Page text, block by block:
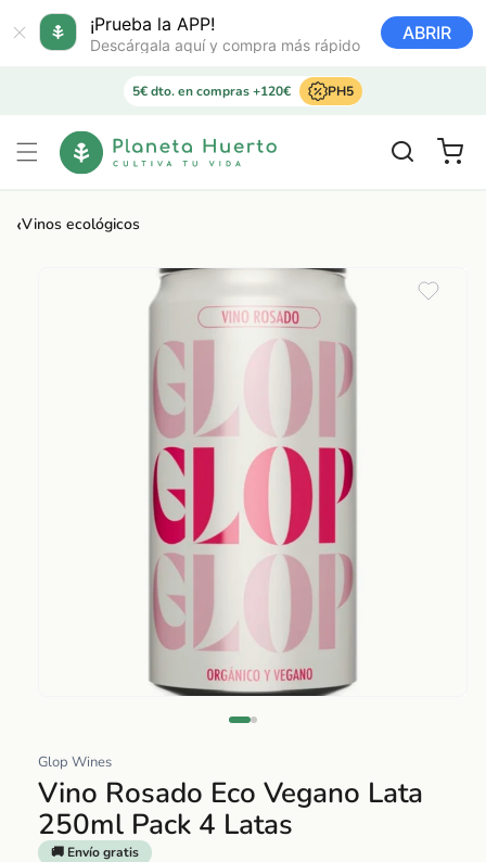
¡Prueba la APP!
Descárgala aquí y compra más rápido
ABRIR
directamente
al contenido
5€ dto. en compras +120€ PH5
Carrito
‹Vinos ecológicos
multimedia
1
en
una
ventana
Glop Wines
Vino Rosado Eco Vegano Lata
250ml Pack 4 Latas
🚚 Envío gratis